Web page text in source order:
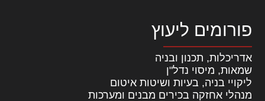
פורומים ליעוץ
אדריכלות, תכנון ובניה
שמאות, מיסוי נדל"ן
ליקויי בניה, בעיות ושיטות איטום
מנהלי אחזקה בכירים מבנים ומערכות